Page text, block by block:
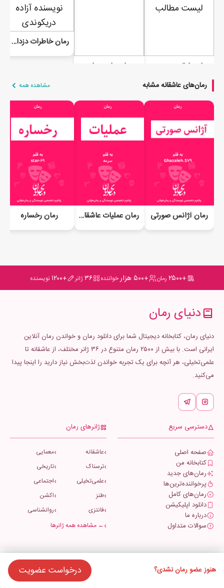
رمان ماه و سایه
رمان خاطرات دزدان دریایی
رمان‌های عاشقانه مشابه مشاهده همه
رمان آژانس صورتی رمان عملیات عاشقانه رمان رخساره
+۲۵۰۰ رمان +۵۰۰ هزار خواننده ۳۶ژانر +۱۲۰۰ نویسنده
دنیای رمان
دنیای رمان، کتابخانه دیجیتال شما برای دانلود رمان و خواندن رمان آنلاین
ایرانی است. با بیش از ۲۵۰۰ رمان متنوع در ۳۶ ژانر مختلف، از عاشقانه تا
علمی‌تخیلی، هر آنچه برای یک تجربه خواندن لذت‌بخش نیاز دارید را اینجا پیدا
می‌کنید.
دسترسی سریع
صفحه اصلی
کتابخانه من
رمان‌های جدید
پرخواننده‌ترین‌ها
رمان‌های کامل
دانلود اپلیکیشن
درباره ما
سوالات متداول
ژانرهای رمان
عاشقانه
معمایی
ترسناک
تاریخی
علمی‌تخیلی
اجتماعی
طنز
اکشن
فانتزی
روانشناسی
← مشاهده همه ژانرها
— تمام حقوق محفوظ است
کپی‌رایت
درخواست عضویت هنوز عضو رمان نشدی؟